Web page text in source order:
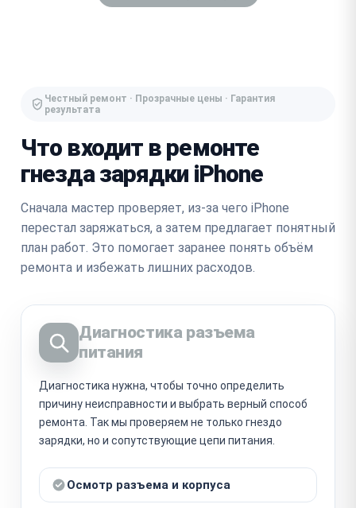
Честный ремонт · Прозрачные цены · Гарантия
результата
Что входит в ремонте
гнезда зарядки iPhone
Сначала мастер проверяет, из-за чего iPhone
перестал заряжаться, а затем предлагает понятный
план работ. Это помогает заранее понять объём
ремонта и избежать лишних расходов.
Диагностика разъема
питания
Диагностика нужна, чтобы точно определить
причину неисправности и выбрать верный способ
ремонта. Так мы проверяем не только гнездо
зарядки, но и сопутствующие цепи питания.
Осмотр разъема и корпуса